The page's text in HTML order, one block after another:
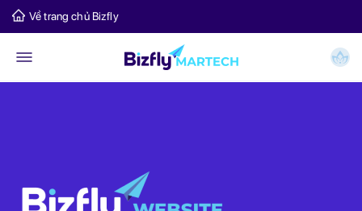
Về trang chủ Bizfly